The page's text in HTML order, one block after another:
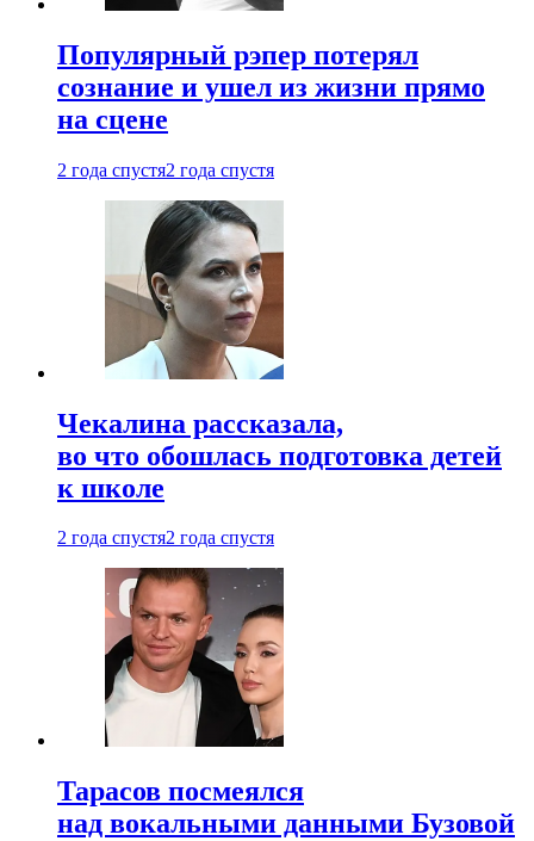
Популярный рэпер потерял
сознание и ушел из жизни прямо
на сцене
2 года спустя2 года спустя
Чекалина рассказала,
во что обошлась подготовка детей
к школе
2 года спустя2 года спустя
Тарасов посмеялся
над вокальными данными Бузовой